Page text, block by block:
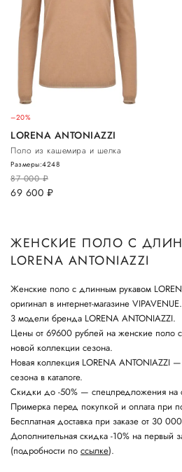
–20%
LORENA ANTONIAZZI
Поло из кашемира и шелка
87 000руб.
69 600 руб.
Размеры:4248
ЖЕНСКИЕ ПОЛО С
LORENA ANTONIAZZI
Женские поло с длинным рукавом
оригинал в интернет-магазине VIPAVENUE.
3 модели бренда LORENA ANTONIAZZI.
Цены от 69600 рублей на женские
новой коллекции сезона.
Новая коллекция LORENA ANTONIAZZI
сезона в каталоге.
Скидки до -50% — спецпредложения на
Примерка перед покупкой и оплата при
Бесплатная доставка при заказе от 30
Дополнительная скидка -10% на
(подробности по ссылке).